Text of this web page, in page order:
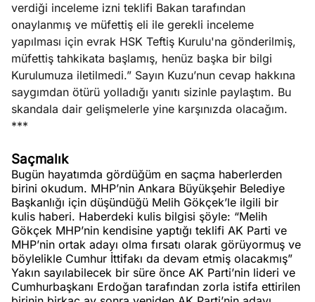
verdiği inceleme izni teklifi Bakan tarafından
onaylanmış ve müfettiş eli ile gerekli inceleme
yapılması için evrak HSK Teftiş Kurulu'na gönderilmiş,
müfettiş tahkikata başlamış, henüz başka bir bilgi
Kurulumuza iletilmedi.” Sayın Kuzu’nun cevap hakkına
saygımdan ötürü yolladığı yanıtı sizinle paylaştım. Bu
skandala dair gelişmelerle yine karşınızda olacağım.
***
Saçmalık
Bugün hayatımda gördüğüm en saçma haberlerden
birini okudum. MHP’nin Ankara Büyükşehir Belediye
Başkanlığı için düşündüğü Melih Gökçek’le ilgili bir
kulis haberi. Haberdeki kulis bilgisi şöyle: “Melih
Gökçek MHP’nin kendisine yaptığı teklifi AK Parti ve
MHP’nin ortak adayı olma fırsatı olarak görüyormuş ve
böylelikle Cumhur İttifakı da devam etmiş olacakmış”
Yakın sayılabilecek bir süre önce AK Parti’nin lideri ve
Cumhurbaşkanı Erdoğan tarafından zorla istifa ettirilen